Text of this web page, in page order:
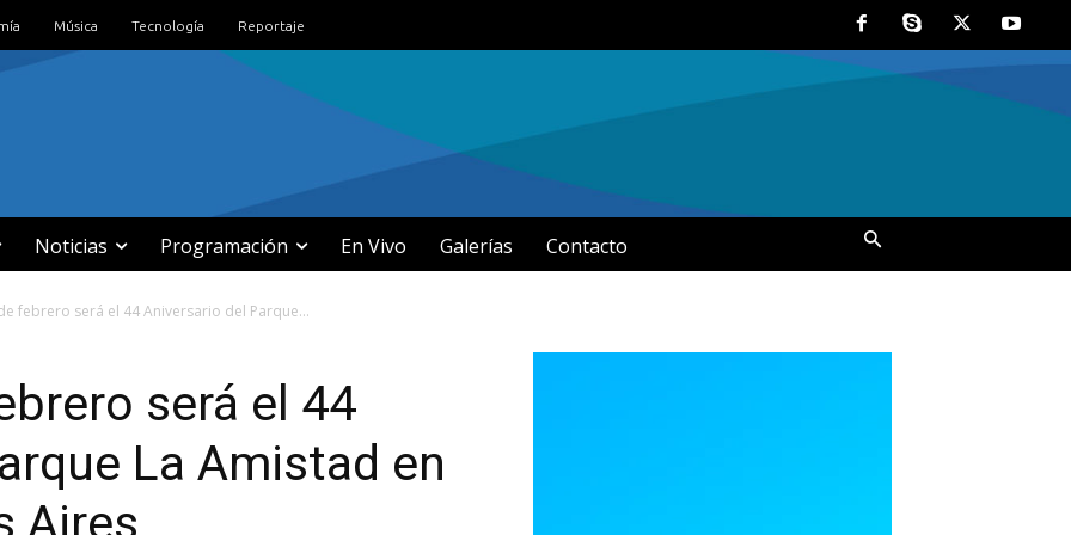
Música Tecnología Reportaje
Noticias Programación En Vivo Galerías Contacto
febrero será el 44 Aniversario del Parque...
será el 44
La Amistad en
Aires